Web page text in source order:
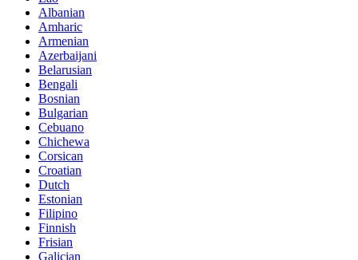
Albanian
Amharic
Armenian
Azerbaijani
Belarusian
Bengali
Bosnian
Bulgarian
Cebuano
Chichewa
Corsican
Croatian
Dutch
Estonian
Filipino
Finnish
Frisian
Galician